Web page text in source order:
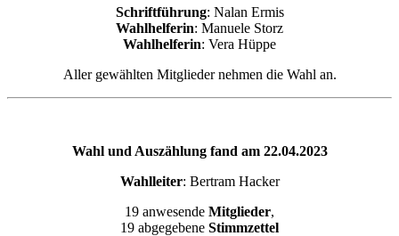
Schriftführung: Nalan Ermis
Wahlhelferin: Manuele Storz
Wahlhelferin: Vera Hüppe
Aller gewählten Mitglieder nehmen die Wahl an.
Wahl und Auszählung fand am 22.04.2023
Wahlleiter: Bertram Hacker
19 anwesende Mitglieder,
19 abgegebene Stimmzettel